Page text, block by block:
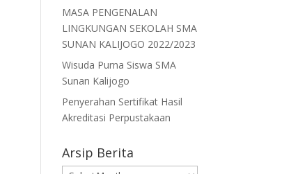
MASA PENGENALAN
LINGKUNGAN SEKOLAH SMA
SUNAN KALIJOGO 2022/2023
Wisuda Purna Siswa SMA
Sunan Kalijogo
Penyerahan Sertifikat Hasil
Akreditasi Perpustakaan
Arsip Berita